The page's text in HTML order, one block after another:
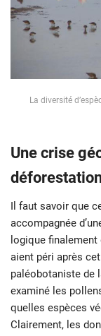
La diversité
Une crise
Il faut savoir que
accompagnée
logique
aient péri après
paléobotaniste de
examiné les
quelles espèces
Clairement, les